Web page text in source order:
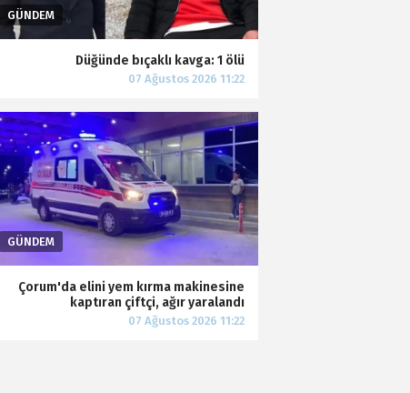
Düğünde bıçaklı kavga: 1 ölü
Çorum'da elini yem kırma makinesine
kaptıran çiftçi, ağır yaralandı